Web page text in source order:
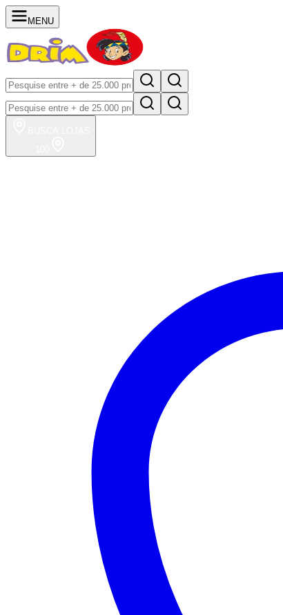
MENU